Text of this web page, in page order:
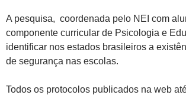
A pesquisa, coordenada pelo NEI com
componente curricular de Psicologia e
identificar nos estados brasileiros a
de segurança nas escolas.
Todos os protocolos publicados na web